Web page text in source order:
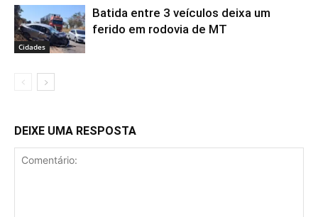
Cidades
Batida entre 3 veículos deixa um
ferido em rodovia de MT
DEIXE UMA RESPOSTA